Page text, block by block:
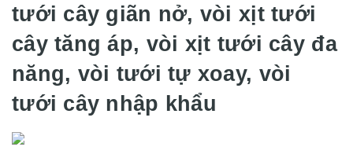
tưới cây giãn nở, vòi xịt tưới
cây tăng áp, vòi xịt tưới cây đa
năng, vòi tưới tự xoay, vòi
tưới cây nhập khẩu